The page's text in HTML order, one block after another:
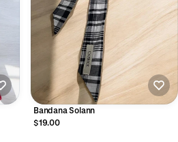
Bandana Solann
$19.00